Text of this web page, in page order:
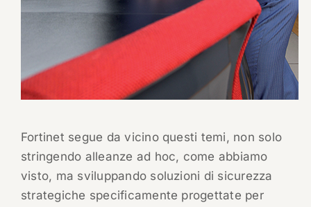
Fortinet segue da vicino questi temi, non solo
stringendo alleanze ad hoc, come abbiamo
visto, ma sviluppando soluzioni di sicurezza
strategiche specificamente progettate per